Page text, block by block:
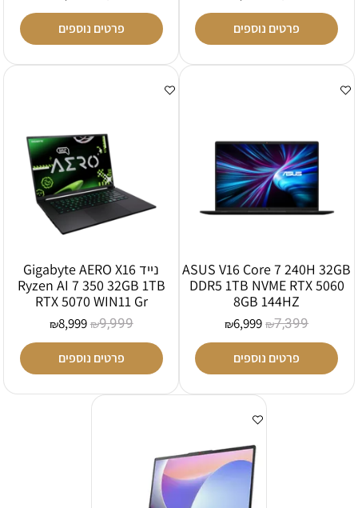
פרטים נוספים פרטים נוספים
ASUS V16 Core 7 240H 32GB
DDR5 1TB NVME RTX 5060
8GB 144HZ
₪7,399
₪6,999
פרטים נוספים
נייד Gigabyte AERO X16
Ryzen AI 7 350 32GB 1TB
RTX 5070 WIN11 Gr
₪9,999
₪8,999
פרטים נוספים